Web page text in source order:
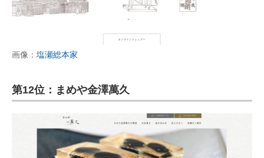
画像： 塩瀬総本家
第12位：まめや金澤萬久